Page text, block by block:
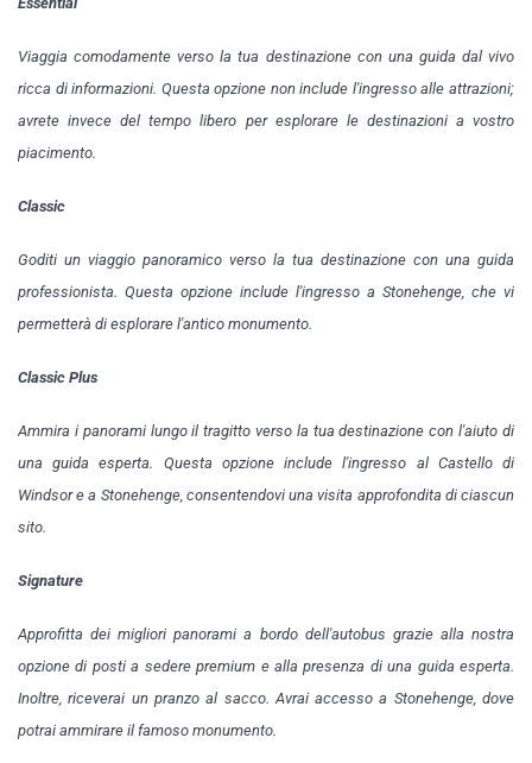
Viaggia comodamente verso la tua destinazione con una guida dal vivo
ricca di informazioni. Questa opzione non include l'ingresso alle attrazioni;
avrete invece del tempo libero per esplorare le destinazioni a vostro
piacimento.
Classic
Goditi un viaggio panoramico verso la tua destinazione con una guida
professionista. Questa opzione include l'ingresso a Stonehenge, che vi
permetterà di esplorare l'antico monumento.
Classic Plus
Ammira i panorami lungo il tragitto verso la tua destinazione con l'aiuto di
una guida esperta. Questa opzione include l'ingresso al Castello di
Windsor e a Stonehenge, consentendovi una visita approfondita di ciascun
sito.
Signature
Approfitta dei migliori panorami a bordo dell'autobus grazie alla nostra
opzione di posti a sedere premium e alla presenza di una guida esperta.
Inoltre, riceverai un pranzo al sacco. Avrai accesso a Stonehenge, dove
potrai ammirare il famoso monumento.